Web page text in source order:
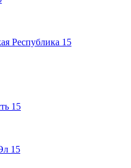
Республика 15
15
15